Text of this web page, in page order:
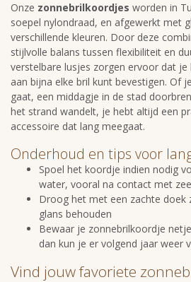
Onze zonnebrilkoordjes worden in
soepel nylondraad, en afgewerkt met
verschillende kleuren. Door deze
stijlvolle balans tussen flexibiliteit en
verstelbare lusjes zorgen ervoor dat
aan bijna elke bril kunt bevestigen. Of
gaat, een middagje in de stad
het strand wandelt, je hebt altijd een
accessoire dat lang meegaat.
Onderhoud en tips voor
Spoel het koordje indien nodig
water, vooral na contact met
Droog het met een zachte doek
glans behouden
Bewaar je zonnebrilkoordje
dan kun je er volgend jaar weer
Vind jouw favoriete